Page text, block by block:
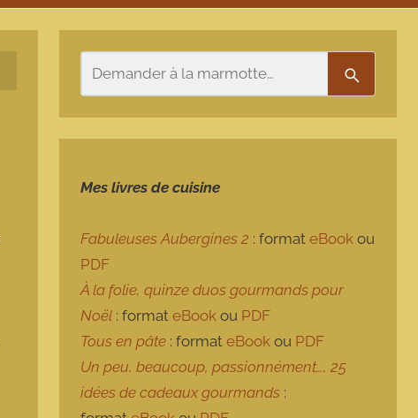
Mes livres de cuisine
Fabuleuses Aubergines 2 : formateBook ou
PDF
À la folie, quinze duos gourmands pour
Noël : formateBook ou PDF
Tous en pâte : formateBook ou PDF
Un peu, beaucoup, passionnément…, 25
idées de cadeaux gourmands :